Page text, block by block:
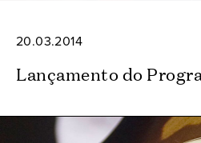
20.03.2014
Lançamento do